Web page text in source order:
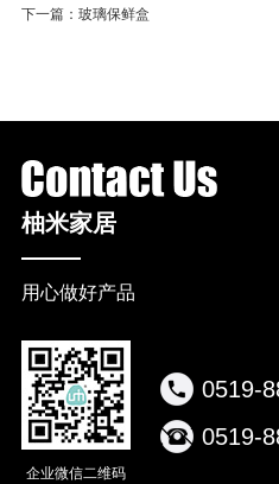
下一篇： 玻璃保鲜盒
柚米家居
用心做好产品
企业微信二维码
0519-
0519-